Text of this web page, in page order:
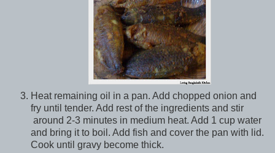
Heat remaining oil in a pan. Add chopped onion and
fry until tender. Add rest of the ingredients and stir
around 2-3 minutes in medium heat. Add 1 cup water
and bring it to boil. Add fish and cover the pan with lid.
Cook until gravy become thick.